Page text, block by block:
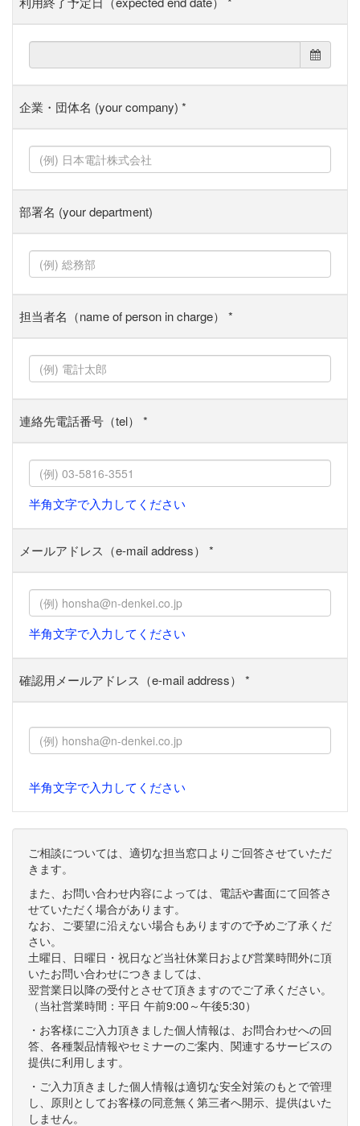
企業・団体名 (your company) *
部署名 (your department)
担当者名（name of person in charge） *
連絡先電話番号（tel） *
半角文字で入力してください
メールアドレス（e-mail address） *
半角文字で入力してください
確認用メールアドレス（e-mail address） *
半角文字で入力してください
ご相談については、適切な担当窓口よりご回答させていただ
きます。
また、お問い合わせ内容によっては、電話や書面にて回答さ
せていただく場合があります。
なお、ご要望に沿えない場合もありますので予めご了承くだ
さい。
土曜日、日曜日・祝日など当社休業日および営業時間外に頂
いたお問い合わせにつきましては、
翌営業日以降の受付とさせて頂きますのでご了承ください。
（当社営業時間：平日 午前9:00～午後5:30）
・お客様にご入力頂きました個人情報は、お問合わせへの回
答、各種製品情報やセミナーのご案内、関連するサービスの
提供に利用します。
・ご入力頂きました個人情報は適切な安全対策のもとで管理
し、原則としてお客様の同意無く第三者へ開示、提供はいた
しません。